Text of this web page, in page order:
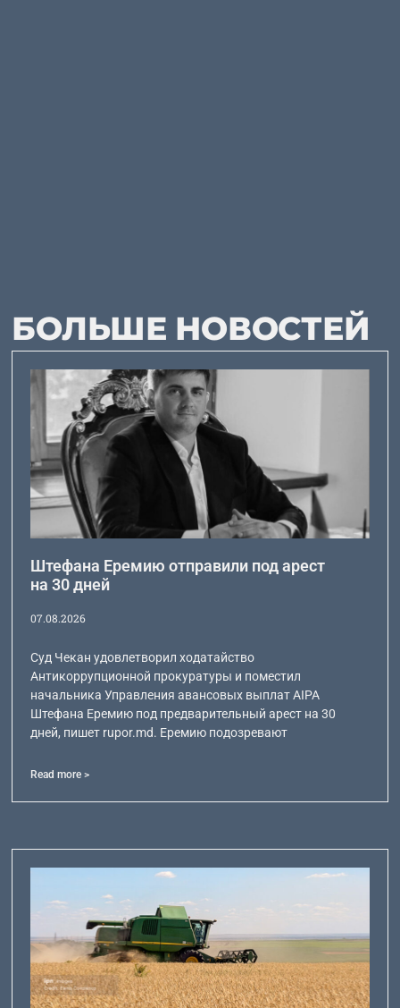
БОЛЬШЕ НОВОСТЕЙ
Штефана Еремию отправили под арест
на 30 дней
07.08.2026
Суд Чекан удовлетворил ходатайство
Антикоррупционной прокуратуры и поместил
начальника Управления авансовых выплат AIPA
Штефана Еремию под предварительный арест на 30
дней, пишет rupor.md. Еремию подозревают
Read more >